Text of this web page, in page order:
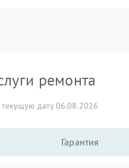
ремонта
дату 06.08.2026
Гарантия